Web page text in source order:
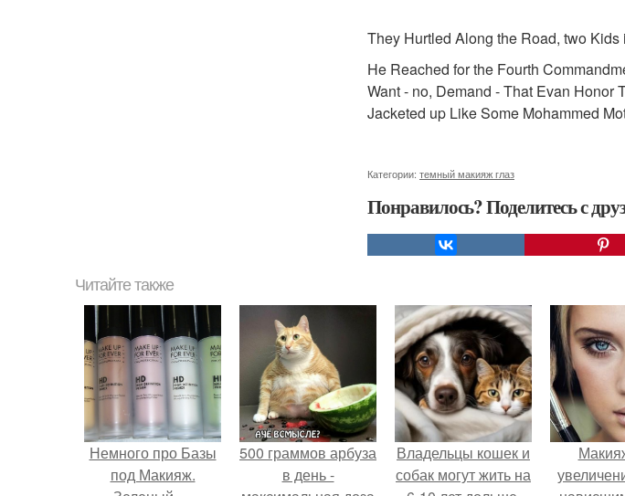
They Hurtled Along the Road, two
He Reached for the Fourth
Want - no, Demand - That Evan Honor
Jacketed up Like Some Mohammed
Категории: темный макияж глаз
Понравилось? Поделитесь с
Читайте также
Немного про Базы
под Макияж.
500 граммов арбуза
в день -
Владельцы кошек и
собак могут жить на